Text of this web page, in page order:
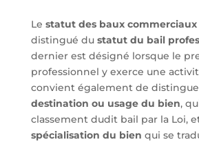
Le statut des baux commerciaux
distingué du statut du bail
dernier est désigné lorsque le
professionnel y exerce une
convient également de
destination ou usage du bien,
classement dudit bail par la Loi,
spécialisation du bien qui se